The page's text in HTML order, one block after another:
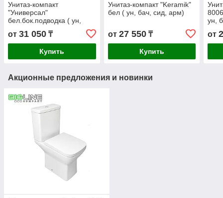
Унитаз-компакт
"Универсал"
бел.бок.подводка ( ун,
бач, сид, арм)
от 31 050 ₸
Купить
Унитаз-компакт "Keramik"
бел ( ун, бач, сид, арм)
от 27 550₸
Купить
ун,
от
Акционные предложения и новинки